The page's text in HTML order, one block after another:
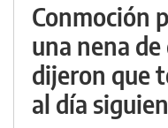
Conmoción
una nena
dijeron que
al día